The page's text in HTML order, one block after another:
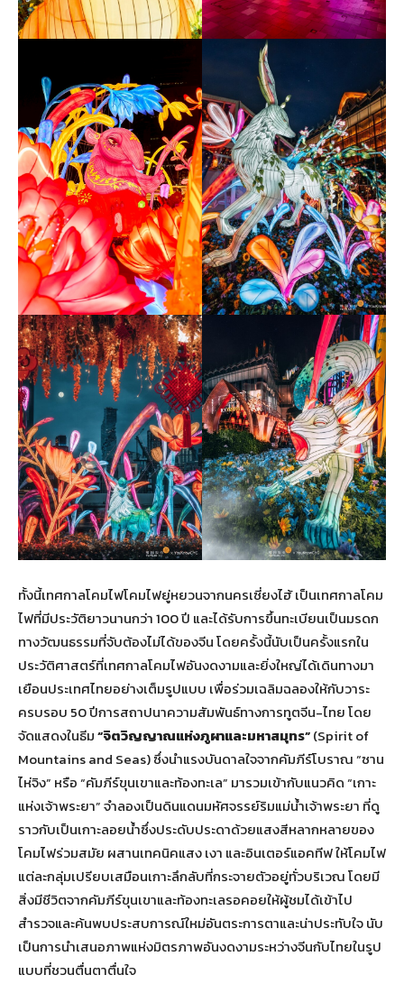
ทั้งนี้เทศกาลโคมไฟโคมไฟยู่หยวนจากนครเซี่ยงไฮ้ เป็นเทศกาลโคม
ไฟที่มีประวัติยาวนานกว่า 100 ปี และได้รับการขึ้นทะเบียนเป็นมรดก
ทางวัฒนธรรมที่จับต้องไม่ได้ของจีน โดยครั้งนี้นับเป็นครั้งแรกใน
ประวัติศาสตร์ที่เทศกาลโคมไฟอันงดงามและยิ่งใหญ่ได้เดินทางมา
เยือนประเทศไทยอย่างเต็มรูปแบบ เพื่อร่วมเฉลิมฉลองให้กับวาระ
ครบรอบ 50 ปีการสถาปนาความสัมพันธ์ทางการทูตจีน-ไทย โดย
จัดแสดงในธีม“จิตวิญญาณแห่งภูผาและมหาสมุทร”(Spirit of
Mountains and Seas) ซึ่งนำแรงบันดาลใจจากคัมภีร์โบราณ “ซาน
ไห่จิง” หรือ “คัมภีร์ขุนเขาและท้องทะเล” มารวมเข้ากับแนวคิด “เกาะ
แห่งเจ้าพระยา” จำลองเป็นดินแดนมหัศจรรย์ริมแม่น้ำเจ้าพระยา ที่ดู
ราวกับเป็นเกาะลอยน้ำซึ่งประดับประดาด้วยแสงสีหลากหลายของ
โคมไฟร่วมสมัย ผสานเทคนิคแสง เงา และอินเตอร์แอคทีฟ ให้โคมไฟ
แต่ละกลุ่มเปรียบเสมือนเกาะลึกลับที่กระจายตัวอยู่ทั่วบริเวณ โดยมี
สิ่งมีชีวิตจากคัมภีร์ขุนเขาและท้องทะเลรอคอยให้ผู้ชมได้เข้าไป
สำรวจและค้นพบประสบการณ์ใหม่อันตระการตาและน่าประทับใจ นับ
เป็นการนำเสนอภาพแห่งมิตรภาพอันงดงามระหว่างจีนกับไทยในรูป
แบบที่ชวนตื่นตาตื่นใจ